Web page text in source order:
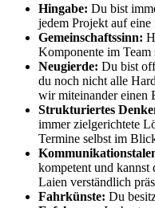
Hingabe: Du bist
jedem Projekt auf
Gemeinschaftssinn:
Komponente im
Neugierde: Du bist
du noch nicht alle
wir miteinander einen
Strukturiertes
immer zielgerichtete
Termine selbst im
kompetent und kannst
Laien verständlich
Fahrkünste: Du